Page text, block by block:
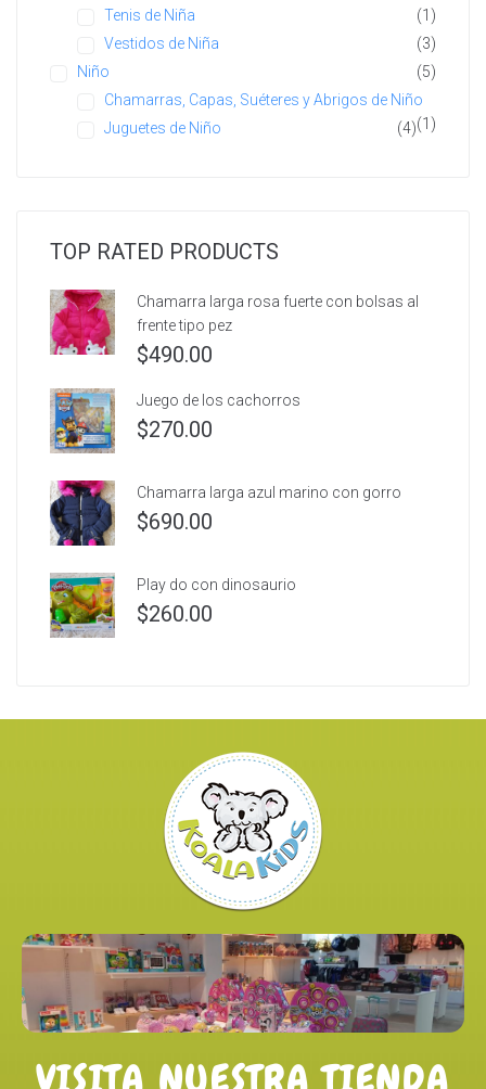
Tenis de Niña
(1)
Vestidos de Niña
(3)
Niño
(5)
Chamarras, Capas, Suéteres y Abrigos de Niño
(1)
Juguetes de Niño (4)
TOP RATED PRODUCTS
Chamarra larga rosa fuerte con bolsas al
frente tipo pez
$490.00
Juego de los cachorros
$270.00
Chamarra larga azul marino con gorro
$690.00
Play do con dinosaurio
$260.00